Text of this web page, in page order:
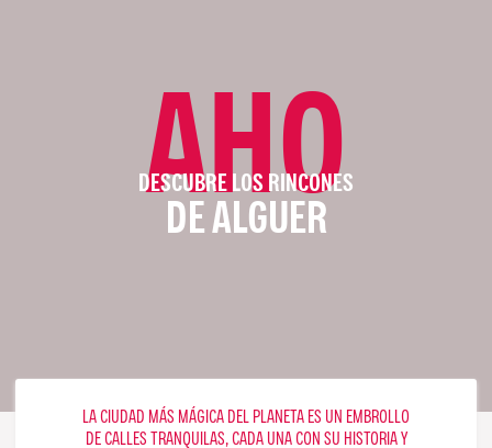
AHO
DESCUBRE LOS RINCONES
DE ALGUER
LA CIUDAD MÁS MÁGICA DEL PLANETA ES UN EMBROLLO
DE CALLES TRANQUILAS, CADA UNA CON SU HISTORIA Y